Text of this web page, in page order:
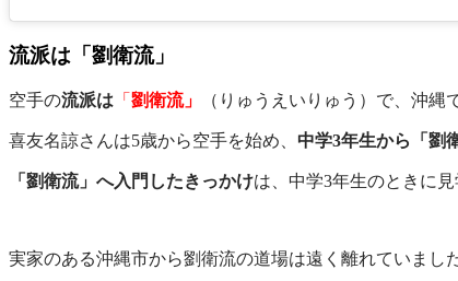
流派は「劉衛流」
空手の流派は 「 劉衛流」 （りゅうえいりゅう）で、沖縄
喜友名諒さんは5歳から空手を始め、 中学3年生から 「劉
「劉衛流」へ入門したきっかけは、中学3年生のときに
実家のある沖縄市から劉衛流の道場は遠く離れていまし